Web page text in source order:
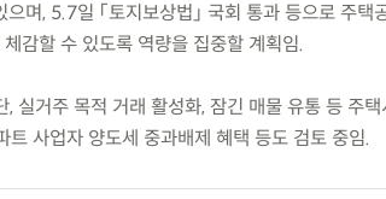
며, 5.7일 「토지보상법」 국회 통과 등으로 주택
감할 수 있도록 역량을 집중할 계획임.
실거주 목적 거래 활성화, 잠긴 매물 유통 등 주택
사업자 양도세 중과배제 혜택 등도 검토 중임.